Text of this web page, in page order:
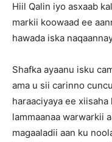
Hiil Qalin iyo asxaab
markii koowaad ee
hawada iska
Shafka ayaanu isku
ama u sii carinno
haraaciyaya ee
lammaanaa warwarkii
magaaladii aan ku